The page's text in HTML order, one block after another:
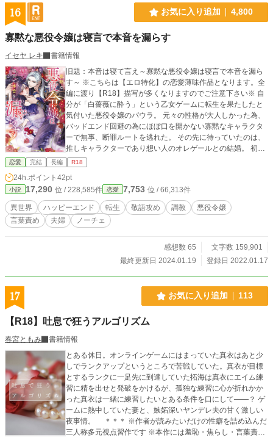
16 お気に入り追加 4,800
寡黙な悪役令嬢は寝言で本音を漏らす
イセヤ レキ
書籍情報
旧題：本音は寝て言え～寡黙な悪役令嬢は寝言で本音を漏ら
す～ ※こちらは【エロ特化】の恋愛薄味作品となります。全
編に渡り【R18】描写が多くなりますのでご注意下さい※ 自
分が「白薔薇に酔う」という乙女ゲームに転生を果たしたと
気付いた悪役令嬢のパウラ。 元々の性格が大人しかった為、
バッドエンド回避の為にほぼ口を開かない寡黙なキャラクタ
ーで無事、断罪ルートを逃れた。 その先に待っていたのは、
推しキャラクターであり想い人のオレゲールとの結婚。 初夜
に現れないオレゲールを待ち続けたパウラは気付いたら寝て
しまったのだが、起きたら殆ど会話らしいものはなかった筈
のオレゲールに溺愛されるようになり……？ 仕事に支障のな
さそうな口数の少ない女性をたまたま選んだ宰相が、寝言で
相手の本音を聞いてしまってズブズブにのめり込んでいく
話。 ※細かい設定はおざなりにした、単なる夫婦のイチャラ
ブエロ話です。 ※直接的ではありませんが、残虐描写ありま
い。 ♡喘ぎ／クンニ／放尿／潮吹き／調教／言葉責め／溺愛
／らぶえっち／レイプ未遂／ディルド／貞操帯／ボディアク
恋愛 完結 長編 R18
24h.ポイント 42pt
小説 17,290 位 / 228,585件 恋愛 7,753 位 / 66,313件
異世界 ハッピーエンド 転生 敬語攻め 調教
悪役令嬢
言葉責め
夫婦 ノーチェ
感想数 65
文字数 159,901
最終更新日 2024.01.19
登録日 2022.01.17
17 お気に入り追加 113
【R18】吐息で狂うアルゴリズム
春宮ともみ
書籍情報
とある休日。オンラインゲームにはまっていた真衣はあと少
しでランクアップというところで苦戦していた。真衣が目標
とするランクに一足先に到達していた拓海は真衣にエイム練
習に精を出せと発破をかけるが、孤独な練習に心が折れかか
った真衣は一緒に練習したいとある条件を口にして――？ ゲ
ームに熱中していた妻と、嫉妬深いヤンデレ夫の甘く激しい
夜事情。 ＊＊＊ ※作者が読みたいだけの性癖を詰め込んだ
三人称多元視点習作です ※本作には羞恥・焦らし・言葉責め